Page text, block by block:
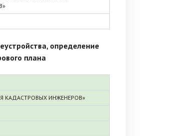
определение
плана
КАДАСТРОВЫХ ИНЖЕНЕРОВ»